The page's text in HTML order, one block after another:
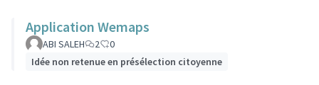
Application Wemaps
ABI SALEH 2
0
Idée non retenue en présélection citoyenne